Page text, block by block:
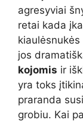
agresyviai
retai kada
jos
kojomis ir
yra toks
praranda
grobiu. Kai